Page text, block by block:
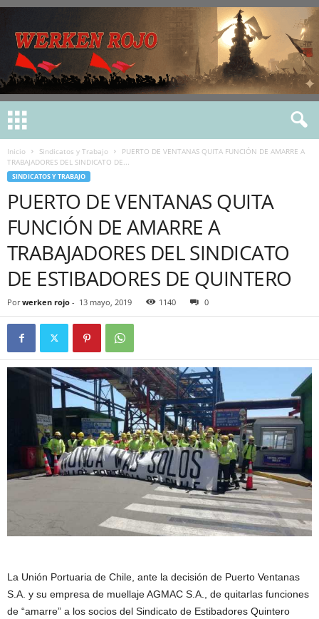
Inicio Sindicatos y Trabajo
PUERTO DE VENTANAS QUITA FUNCIÓN DE AMARRE A
TRABAJADORES DEL SINDICATO DE...
SINDICATOS Y TRABAJO
PUERTO DE VENTANAS QUITA
FUNCIÓN DE AMARRE A
TRABAJADORES DEL SINDICATO
DE ESTIBADORES DE QUINTERO
Por werken rojo - 13 mayo, 2019 1140 0
La Unión Portuaria de Chile, ante la decisión de Puerto Ventanas
S.A. y su empresa de muellaje AGMAC S.A., de quitarlas funciones
de “amarre” a los socios del Sindicato de Estibadores Quintero